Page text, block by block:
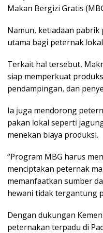
Makan Bergizi Gratis
Namun, ketiadaan
utama bagi peternak
Terkait hal tersebut,
siap memperkuat
pendampingan, dan
Ia juga mendorong
pakan lokal seperti
menekan biaya produksi.
“Program MBG harus
menciptakan peternak
memanfaatkan sumber
hewani tidak tergantung
Dengan dukungan
peternakan terpadu di